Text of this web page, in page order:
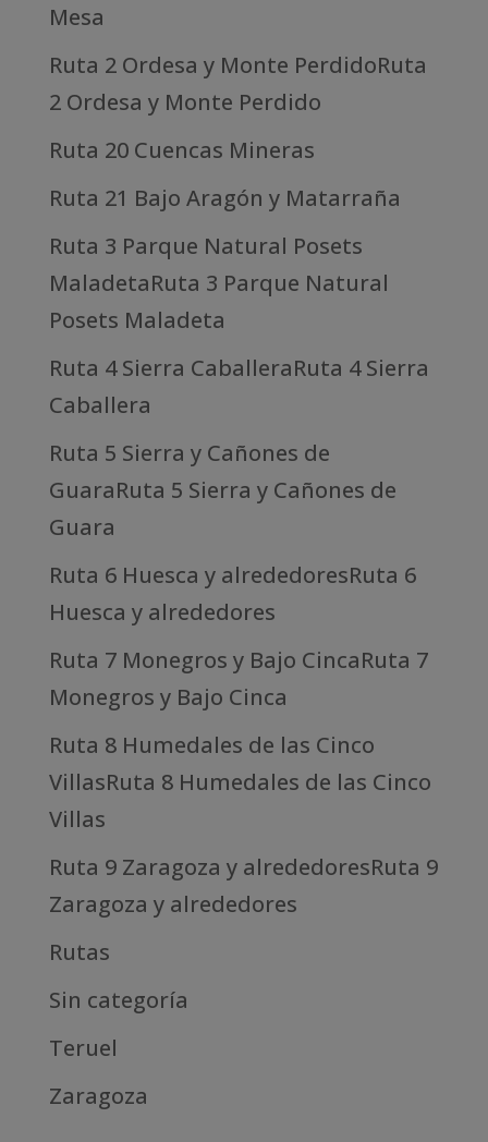
Mesa
Ruta 2 Ordesa y Monte PerdidoRuta
2 Ordesa y Monte Perdido
Ruta 20 Cuencas Mineras
Ruta 21 Bajo Aragón y Matarraña
Ruta 3 Parque Natural Posets
MaladetaRuta 3 Parque Natural
Posets Maladeta
Ruta 4 Sierra CaballeraRuta 4 Sierra
Caballera
Ruta 5 Sierra y Cañones de
GuaraRuta 5 Sierra y Cañones de
Guara
Ruta 6 Huesca y alrededoresRuta 6
Huesca y alrededores
Ruta 7 Monegros y Bajo CincaRuta 7
Monegros y Bajo Cinca
Ruta 8 Humedales de las Cinco
VillasRuta 8 Humedales de las Cinco
Villas
Ruta 9 Zaragoza y alrededoresRuta 9
Zaragoza y alrededores
Rutas
Sin categoría
Teruel
Zaragoza